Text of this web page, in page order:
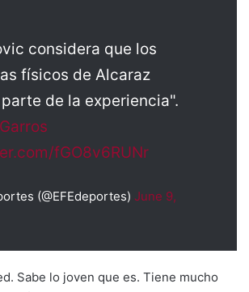
considera que los
físicos de Alcaraz
de la experiencia".
fGO8v6RUNr
(@EFEdeportes) June 9,
Sabe lo joven que es. Tiene mucho